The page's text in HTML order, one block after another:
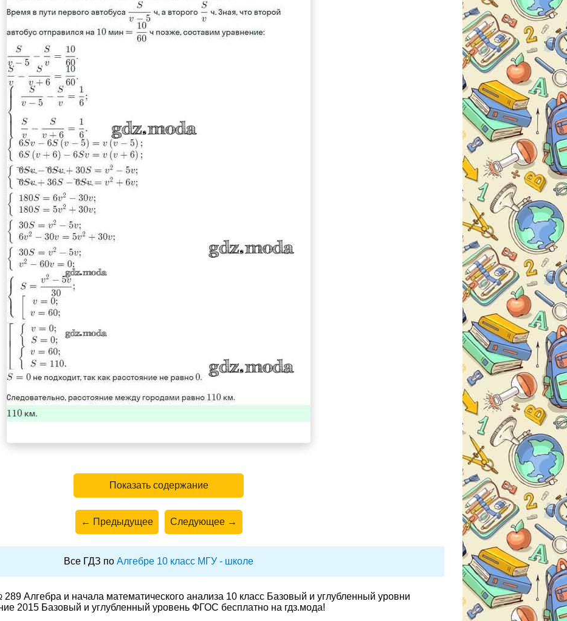
Показать содержание
← Предыдущее Следующее →
Все ГДЗ по Алгебре 10 класс МГУ - школе
Алгебра и начала математического анализа 10 класс Базовый и углубленный уровни
2015 Базовый и углубленный уровень ФГОС бесплатно на гдз.мода!